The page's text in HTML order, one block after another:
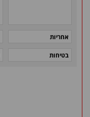
אחריות
בטיחות